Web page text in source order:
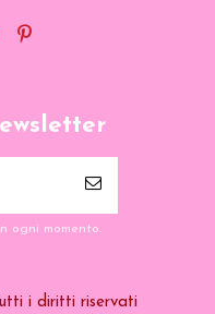
ogni momento.
i diritti riservati